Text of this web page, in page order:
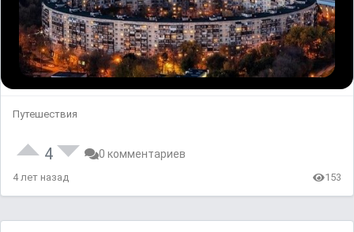
Путешествия
4 0 комментариев
4 лет назад 153